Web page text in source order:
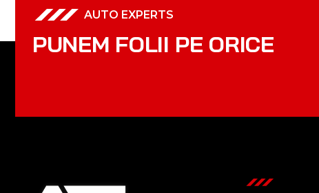
AUTO EXPERTS
PUNEM FOLII PE ORICE